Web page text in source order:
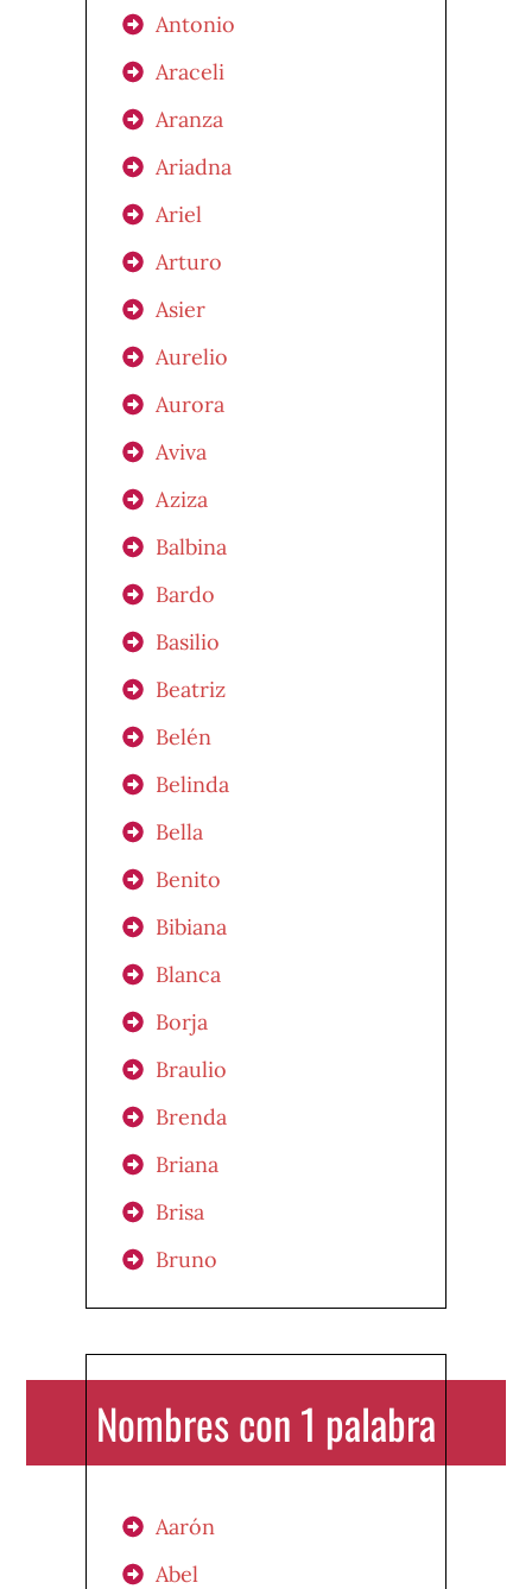
Antonio
Araceli
Aranza
Ariadna
Ariel
Arturo
Asier
Aurelio
Aurora
Aviva
Aziza
Balbina
Bardo
Basilio
Beatriz
Belén
Belinda
Bella
Benito
Bibiana
Blanca
Borja
Braulio
Brenda
Briana
Brisa
Bruno
Nombres con 1 palabra
Aarón
Abel